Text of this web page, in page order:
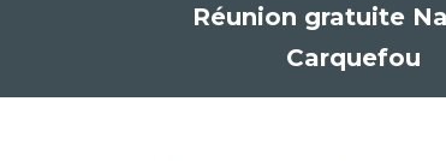
Réunion gratuite
Carquefou